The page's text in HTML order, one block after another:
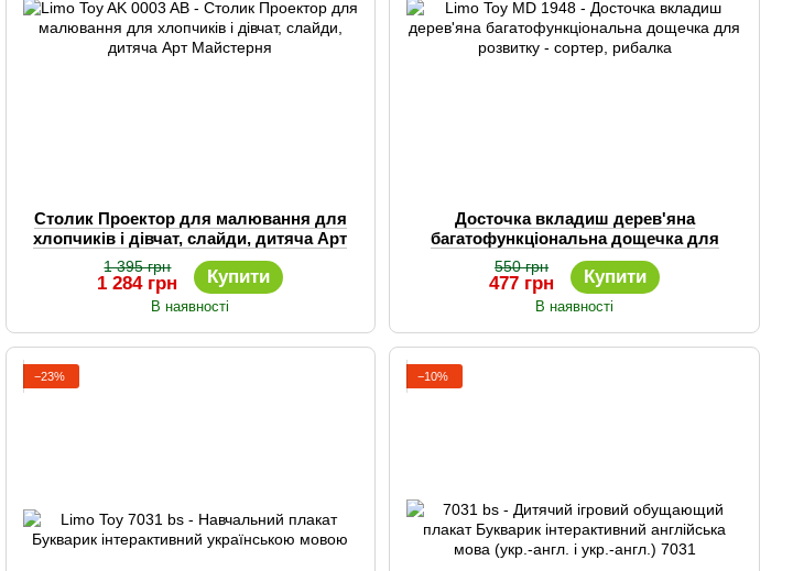
Столик Проектор для малювання для
хлопчиків і дівчат, слайди, дитяча Арт
Майстерня
1 395 грн
1 284 грн Купити
В наявності
Досточка вкладиш дерев'яна
багатофункціональна дощечка для
розвитку - сортер, рибалка
550 грн
477 грн Купити
В наявності
−23% −10%